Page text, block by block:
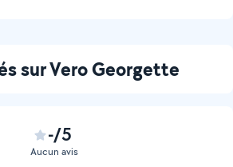
sur Vero Georgette
-/5
Aucun avis